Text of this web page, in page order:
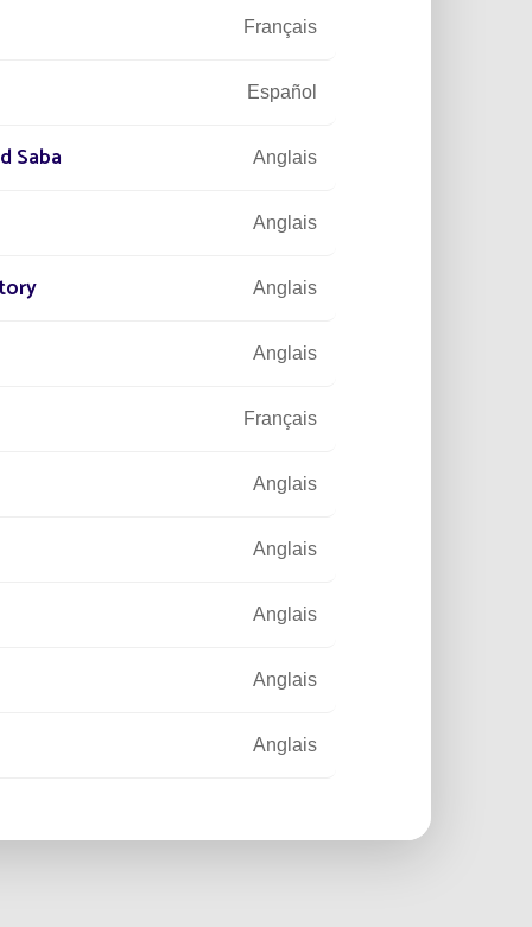
Français
Español
Saba Anglais
Anglais
Anglais
Anglais
Français
Anglais
Anglais
Anglais
Anglais
Anglais